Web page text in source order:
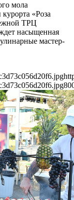
мола
«Роза
ТРЦ
насыщенная
мастер-